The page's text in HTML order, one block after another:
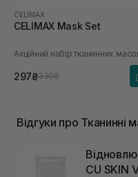
CELIMAX
CELIMAX Mask Set
Акційний набір тканинних
297₴330₴
Відгуки про Тканинні
CU SKIN